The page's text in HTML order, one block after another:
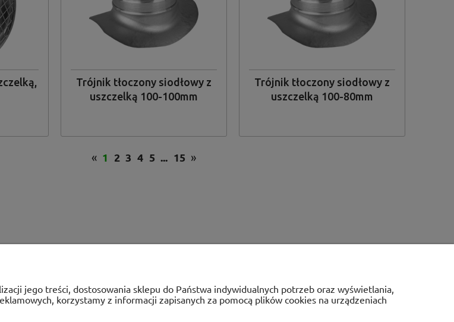
Trójnik tłoczony siodłowy z
uszczelką 100-100mm
Trójnik tłoczony siodłowy z
uszczelką 100-80mm
« 1 2 3 4 5 ... 15 »
jego treści, dostosowania sklepu do Państwa indywidualnych potrzeb oraz wyświetlania,
korzystamy z informacji zapisanych za pomocą plików cookies na urządzeniach